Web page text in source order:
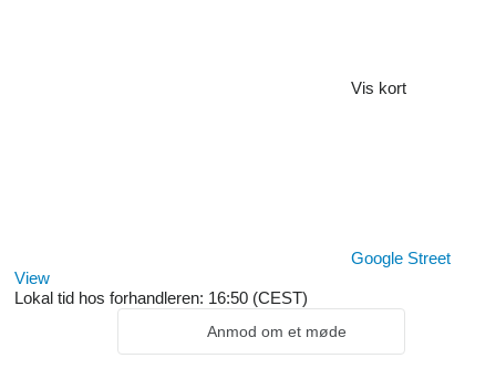
Vis kort
Google Street
View
Lokal tid hos forhandleren: 16:50 (CEST)
Anmod om et møde